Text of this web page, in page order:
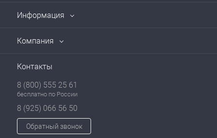
Информация
Компания
Контакты
8 (800) 555 25 61
бесплатно по России
8 (925) 066 56 50
Обратный звонок